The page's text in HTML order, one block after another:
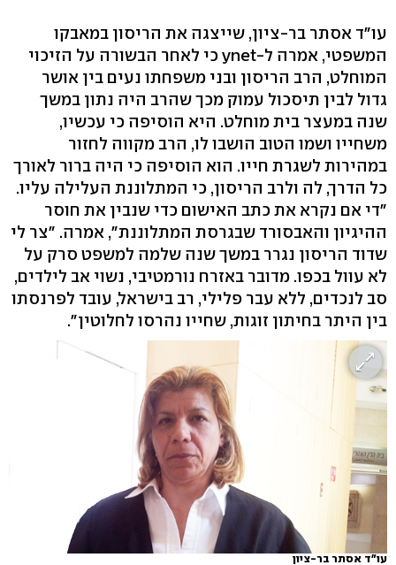
עו"ד אסתר בר-ציון, שייצגה את הריסון במאבקו
המשפטי, אמרה ל-ynet כי לאחר הבשורה על הזיכוי
המוחלט, הרב הריסון ובני משפחתו נעים בין אושר
גדול לבין תיסכול עמוק מכך שהרב היה נתון במשך
שנה במעצר בית מוחלט. היא הוסיפה כי עכשיו,
משחייו ושמו הטוב הושבו לו, הרב מקווה לחזור
במהירות לשגרת חייו. הוא הוסיפה כי היה ברור לאורך
כל הדרך, לה ולרב הריסון, כי המתלוננת העלילה עליו.
"די אם נקרא את כתב האישום כדי שנבין את חוסר
ההיגיון והאבסורד שבגרסת המתלוננת", אמרה. "צר לי
שדוד הריסון נגרר במשך שנה שלמה למשפט סרק על
לא עוול בכפו. מדובר באזרח נורמטיבי, נשוי אב לילדים,
סב לנכדים, ללא עבר פלילי, רב בישראל, עובד לפרנסתו
בין היתר בחיתון זוגות, שחייו נהרסו לחלוטין".
עו"ד אסתר בר-ציון